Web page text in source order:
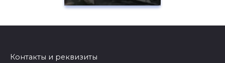
Контакты и реквизиты